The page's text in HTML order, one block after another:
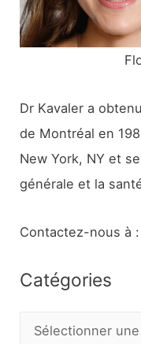
:
Dr Kavaler a
de Montréal en
New York, NY et
générale et la
Contactez-nous à
Catégories